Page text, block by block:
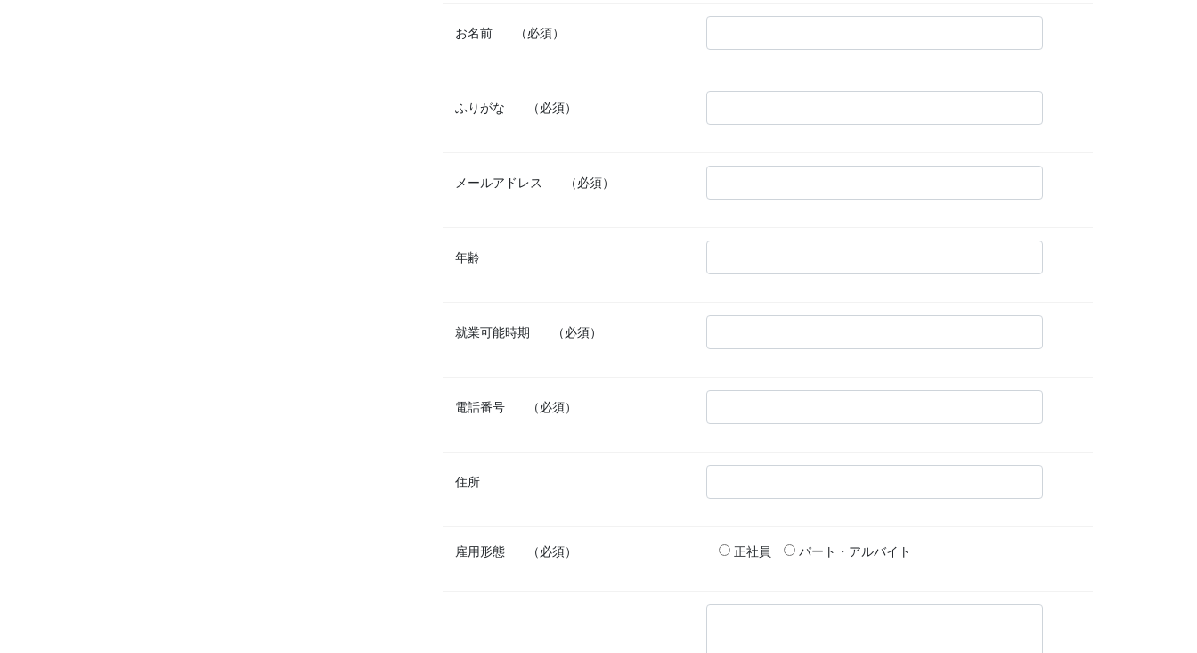
お名前 （必須）
ふりがな （必須）
メールアドレス （必須）
年齢
就業可能時期 （必須）
電話番号 （必須）
住所
雇用形態 （必須） 正社員 パート・アルバイト